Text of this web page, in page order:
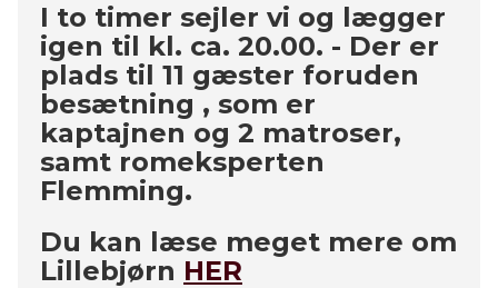
I to timer sejler vi og lægger
igen til kl. ca. 20.00. - Der er
plads til 11 gæster foruden
besætning , som er
kaptajnen og 2 matroser,
samt romeksperten
Flemming.
Du kan læse meget mere om
Lillebjørn HER